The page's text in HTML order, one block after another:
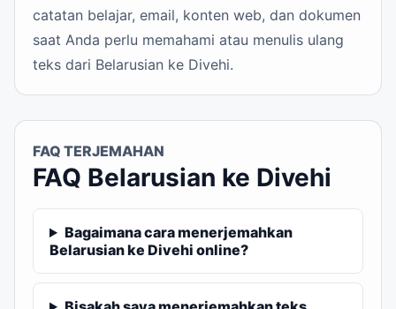
catatan belajar, email, konten web, dan dokumen
saat Anda perlu memahami atau menulis ulang
teks dari Belarusian ke Divehi.
FAQ TERJEMAHAN
FAQ Belarusian ke Divehi
Bagaimana cara menerjemahkan
Belarusian ke Divehi online?